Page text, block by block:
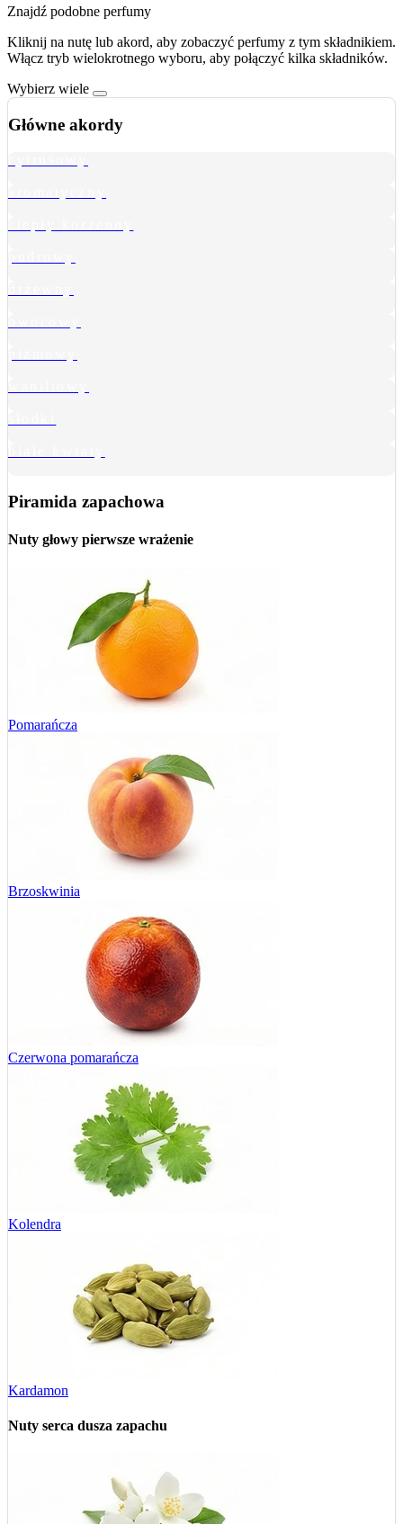
Znajdź podobne perfumy
Kliknij na nutę lub akord, aby zobaczyć perfumy z tym składnikiem.
Włącz tryb wielokrotnego wyboru, aby połączyć kilka składników.
Wybierz wiele
Główne akordy
Piramida zapachowa
Nuty głowy pierwsze wrażenie
Pomarańcza
Brzoskwinia
Czerwona pomarańcza
Kolendra
Kardamon
Nuty serca dusza zapachu